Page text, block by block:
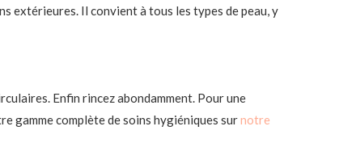
extérieures. Il convient à tous les types de peau, y
Enfin rincez abondamment. Pour une
gamme complète de soins hygiéniques surnotre